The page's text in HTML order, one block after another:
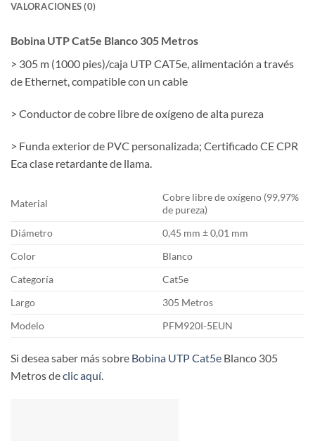
VALORACIONES (0)
Bobina UTP Cat5e Blanco 305 Metros
> 305 m (1000 pies)/caja UTP CAT5e, alimentación a través
de Ethernet, compatible con un cable
> Conductor de cobre libre de oxígeno de alta pureza
> Funda exterior de PVC personalizada; Certificado CE CPR
Eca clase retardante de llama.
Material
Cobre libre de oxígeno (99,97%
de pureza)
Diámetro
0,45 mm ± 0,01 mm
Color
Blanco
Categoría
Cat5e
Largo
305 Metros
Modelo
PFM920I-5EUN
Si desea saber más sobre Bobina UTP Cat5e Blanco 305
Metros declic aquí.